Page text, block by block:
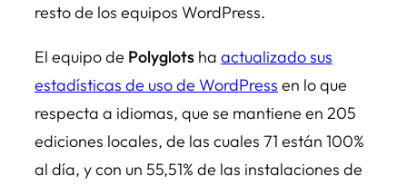
resto de los equipos WordPress.
El equipo de Polyglots ha actualizado sus
estadísticas de uso de WordPress en lo que
respecta a idiomas, que se mantiene en 205
ediciones locales, de las cuales 71 están 100%
al día, y con un 55,51% de las instalaciones de